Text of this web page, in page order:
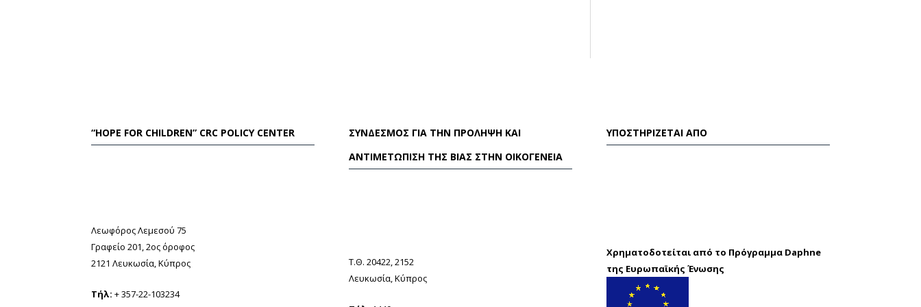
“HOPE FOR CHILDREN” CRC POLICY CENTER
Λεωφόρος Λεμεσού 75
Γραφείο 201, 2ος όροφος
2121 Λευκωσία, Κύπρος
Τήλ: + 357-22-103234
ΣΎΝΔΕΣΜΟΣ ΓΙΑ ΤΗΝ ΠΡΌΛΗΨΗ ΚΑΙ
ΑΝΤΙΜΕΤΏΠΙΣΗ ΤΗΣ ΒΊΑΣ ΣΤΗΝ ΟΙΚΟΓΈΝΕΙΑ
Τ.Θ. 20422, 2152
Λευκωσία, Κύπρος
ΥΠΟΣΤΗΡΊΖΕΤΑΙ ΑΠΌ
Χρηματοδοτείται από το Πρόγραμμα Daphne
της Ευρωπαϊκής Ένωσης